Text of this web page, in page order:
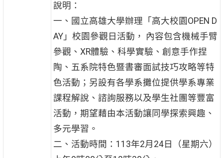
說明：
一、國立高雄大學辦理「高大校園OPEN D
AY」校園參觀日活動， 內容包含機械手臂
參觀、XR體驗、科學實驗、創意手作捏
陶、五系院特色暨書審面試技巧攻略等特
色活動；另設有各學系攤位提供學系專業
課程解說、諮詢服務以及學生社團等豐富
活動，期望藉由本活動讓同學探索興趣、
多元學習。
二、活動時間：113年2月24日（星期六）